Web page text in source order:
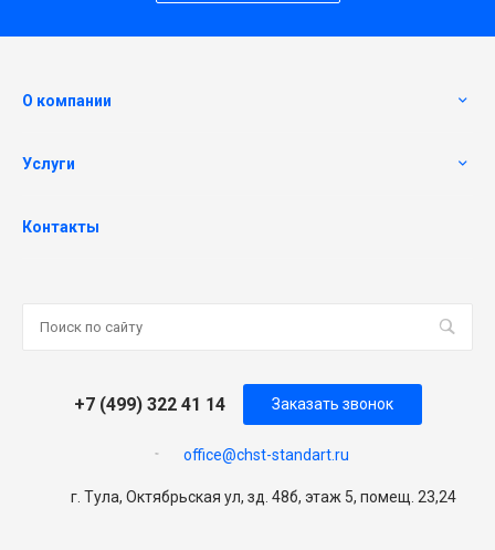
О компании
Услуги
Контакты
+7 (499) 322 41 14
office@chst-standart.ru
Заказать звонок
г. Тула, Октябрьская ул, зд. 48б, этаж 5, помещ. 23,24